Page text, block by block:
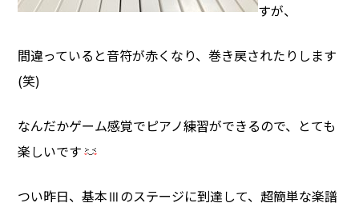
すが、
間違っていると音符が赤くなり、巻き戻されたりします
(笑)
なんだかゲーム感覚でピアノ練習ができるので、とても
楽しいです
つい昨日、基本Ⅲのステージに到達して、超簡単な楽譜